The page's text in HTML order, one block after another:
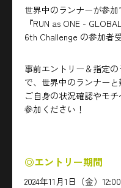
世界中のランナーが参
『RUN as ONE -
6th Challenge の参加者
事前エントリー＆指定
で、世界中のランナー
ご自身の状況確認やモ
参加ください！
◎エントリー期間
2024年11月1日（金）